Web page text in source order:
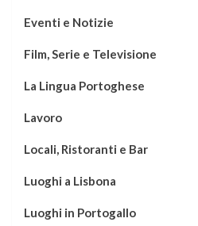
Eventi e Notizie
Film, Serie e Televisione
La Lingua Portoghese
Lavoro
Locali, Ristoranti e Bar
Luoghi a Lisbona
Luoghi in Portogallo